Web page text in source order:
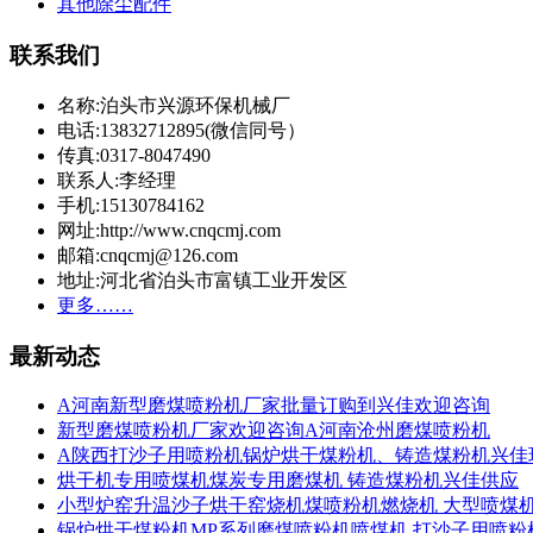
其他除尘配件
联系我们
名称:泊头市兴源环保机械厂
电话:13832712895(微信同号）
传真:0317-8047490
联系人:李经理
手机:15130784162
网址:http://www.cnqcmj.com
邮箱:cnqcmj@126.com
地址:河北省泊头市富镇工业开发区
更多……
最新动态
A河南新型磨煤喷粉机厂家批量订购到兴佳欢迎咨询
新型磨煤喷粉机厂家欢迎咨询A河南沧州磨煤喷粉机
A陕西打沙子用喷粉机锅炉烘干煤粉机、铸造煤粉机兴佳
烘干机专用喷煤机煤炭专用磨煤机 铸造煤粉机兴佳供应
小型炉窑升温沙子烘干窑烧机煤喷粉机燃烧机 大型喷煤